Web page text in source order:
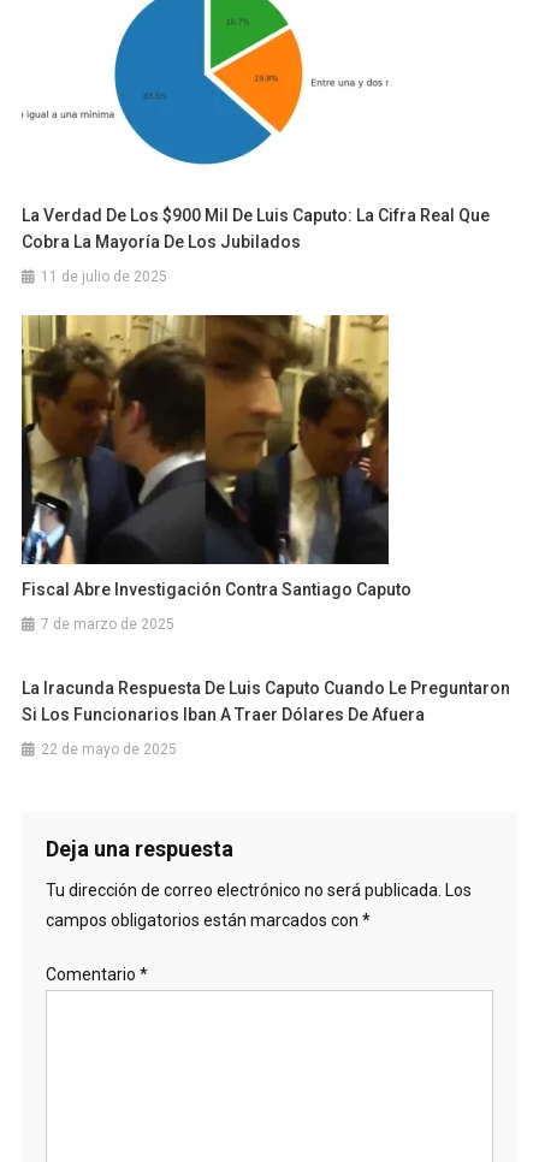
La Verdad De Los $900 Mil De Luis Caputo: La Cifra Real Que
Cobra La Mayoría De Los Jubilados
11 de julio de 2025
Fiscal Abre Investigación Contra Santiago Caputo
7 de marzo de 2025
La Iracunda Respuesta De Luis Caputo Cuando Le Preguntaron
Si Los Funcionarios Iban A Traer Dólares De Afuera
22 de mayo de 2025
Deja una respuesta
Tu dirección de correo electrónico no será publicada. Los
campos obligatorios están marcados con *
Comentario *